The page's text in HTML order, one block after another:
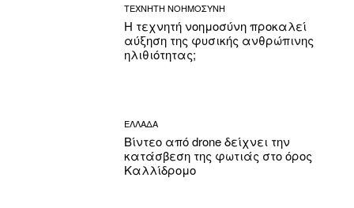
ΤΕΧΝΗΤΗ ΝΟΗΜΟΣΥΝΗ
Η τεχνητή νοημοσύνη προκαλεί
αύξηση της φυσικής ανθρώπινης
ηλιθιότητας;
ΕΛΛΑΔΑ
Βίντεο από drone δείχνει την
κατάσβεση της φωτιάς στο όρος
Καλλίδρομο